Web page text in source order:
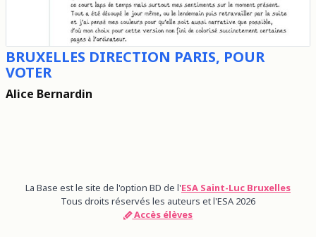
BRUXELLES DIRECTION PARIS, POUR
VOTER
Alice Bernardin
La Base est le site de l'option BD de l'ESA Saint-Luc Bruxelles
Tous droits réservés les auteurs et l'ESA 2026
Accès élèves